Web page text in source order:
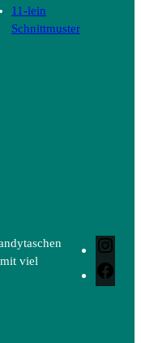
11-lein
Schnittmuster
viel